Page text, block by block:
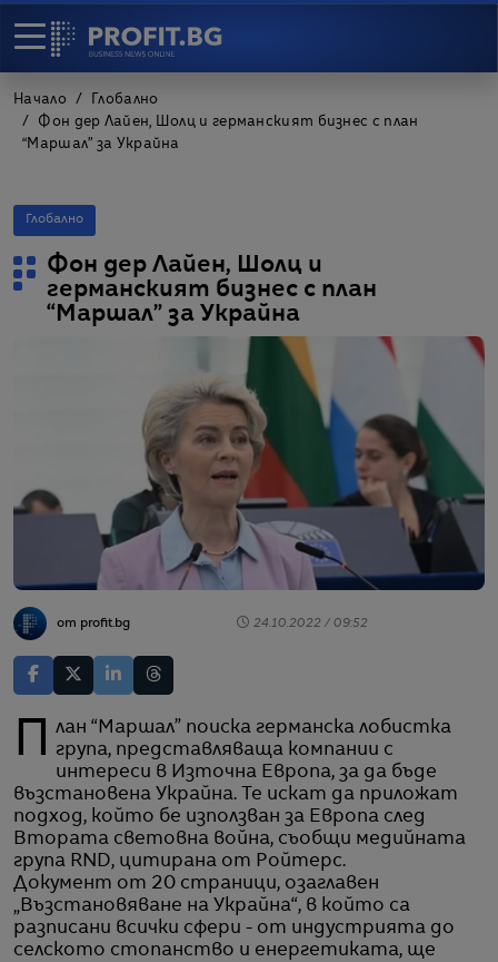
Начало
Глобално
Фон дер Лайен, Шолц и германският бизнес с план
“Маршал” за Украйна
Глобално
Фон дер Лайен, Шолц и
германският бизнес с план
“Маршал” за Украйна
от profit.bg 24.10.2022 / 09:52
План “Маршал” поиска германска лобистка
група, представляваща компании с
интереси в Източна Европа, за да бъде
възстановена Украйна. Те искат да приложат
подход, който бе използван за Европа след
Втората световна война, съобщи медийната
група RND, цитирана от Ройтерс.
Документ от 20 страници, озаглавен
„Възстановяване на Украйна“, в който са
разписани всички сфери - от индустрията до
селското стопанство и енергетиката, ще